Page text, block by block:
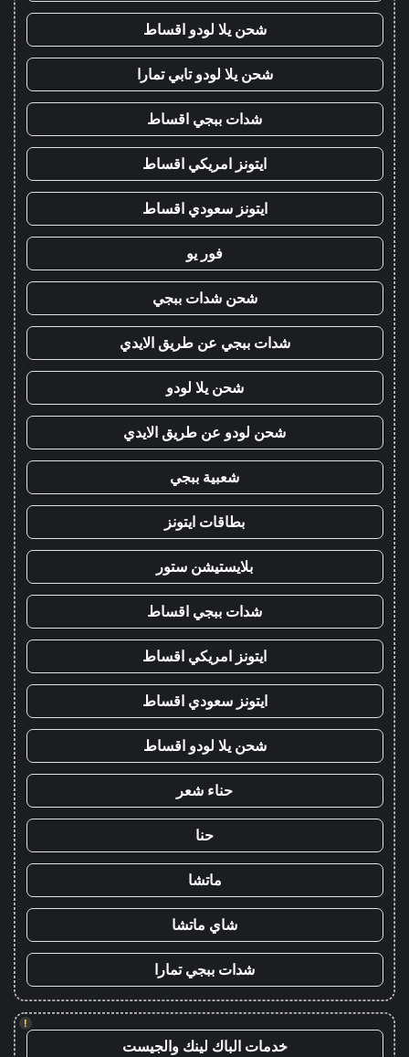
شحن يلا لودو اقساط
شحن يلا لودو تابي تمارا
شدات ببجي اقساط
ايتونز امريكي اقساط
ايتونز سعودي اقساط
فور يو
شحن شدات ببجي
شدات ببجي عن طريق الايدي
شحن يلا لودو
شحن لودو عن طريق الايدي
شعبية ببجي
بطاقات ايتونز
بلايستيشن ستور
شدات ببجي اقساط
ايتونز امريكي اقساط
ايتونز سعودي اقساط
شحن يلا لودو اقساط
حناء شعر
حنا
ماتشا
شاي ماتشا
شدات ببجي تمارا
!
خدمات الباك لينك والجيست